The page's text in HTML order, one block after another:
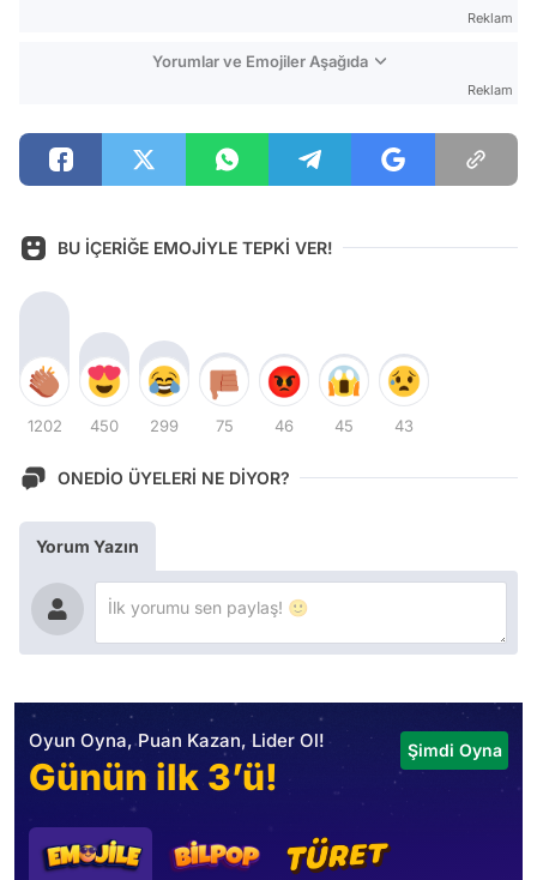
Reklam
Yorumlar ve Emojiler Aşağıda
Reklam
BU İÇERİĞE EMOJİYLE TEPKİ VER!
1202 450 299 75 46 45 43
ONEDİO ÜYELERİ NE DİYOR?
Yorum Yazın
Oyun Oyna, Puan Kazan, Lider Ol!
Günün ilk 3’ü!
Şimdi Oyna